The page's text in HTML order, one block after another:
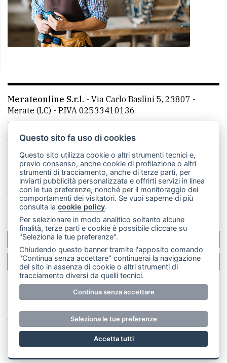
Merateonline S.r.l. - Via Carlo Baslini 5, 23807 -
Merate (LC) - P.IVA 02533410136
Telefono:
mail: redazione@merateonline.it
La redazione
CasateOnline LeccoOnline
RSS
Made by VIP
Privacy policy
Cookie policy
Rivedi le tue scelte sui cookie
SCRIVICI
PER LA TUA PUBBLICITÀ
© Copyright Merateonline S.r.l. - Tutti i diritti riservati.
E' proibita la riproduzione e pubblicazione anche
parziale di testi, articoli e immagini senza la
preventiva autorizzazione scritta dell'editore. RI Lecco
numero Rea LC 291.277 - Capitale sociale 10.329,14 €
Questo sito fa uso di cookies
Questo sito utilizza cookie o altri strumenti tecnici e,
previo consenso, anche cookie di profilazione o altri
strumenti di tracciamento, anche di terze parti, per
inviarti pubblicità personalizzata e offrirti servizi in linea
con le tue preferenze, nonché per il monitoraggio dei
comportamenti dei visitatori. Se vuoi saperne di più
consulta lacookie policy.
Per selezionare in modo analitico soltanto alcune
finalità, terze parti e cookie è possibile cliccare su
"Seleziona le tue preferenze".
Chiudendo questo banner tramite l'apposito comando
"Continua senza accettare" continuerai la navigazione
del sito in assenza di cookie o altri strumenti di
tracciamento diversi da quelli tecnici.
Continua senza accettare
Seleziona le tue preferenze
Accetta tutti